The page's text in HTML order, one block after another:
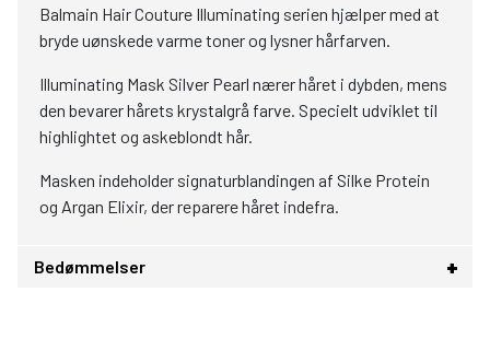
Balmain Hair Couture Illuminating serien hjælper med at
bryde uønskede varme toner og lysner hårfarven.
Illuminating Mask Silver Pearl nærer håret i dybden, mens
den bevarer hårets krystalgrå farve. Specielt udviklet til
highlightet og askeblondt hår.
Masken indeholder signaturblandingen af Silke Protein
og Argan Elixir, der reparere håret indefra.
Bedømmelser